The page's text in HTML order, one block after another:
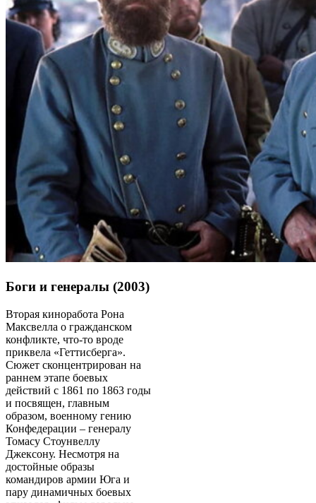
Боги и генералы (2003)
Вторая киноработа Рона
Максвелла о гражданском
конфликте, что-то вроде
приквела «Геттисберга».
Сюжет сконцентрирован на
раннем этапе боевых
действий с 1861 по 1863 годы
и посвящен, главным
образом, военному гению
Конфедерации – генералу
Томасу Стоунвеллу
Джексону. Несмотря на
достойные образы
командиров армии Юга и
пару динамичных боевых